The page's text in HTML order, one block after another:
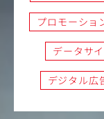
プロモーショ
データサ
デジタル広